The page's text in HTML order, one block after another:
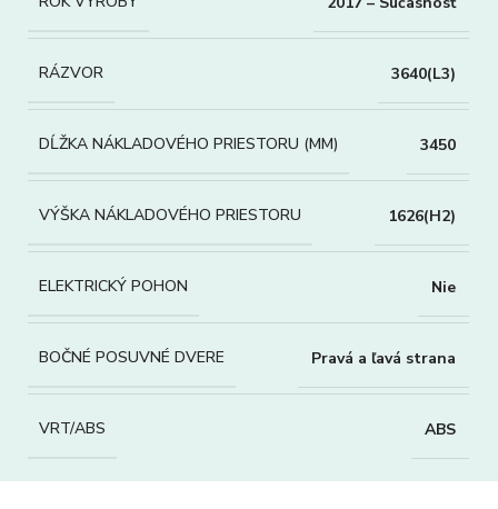
RÁZVOR 3640(L3)
DĹŽKA NÁKLADOVÉHO PRIESTORU (MM) 3450
VÝŠKA NÁKLADOVÉHO PRIESTORU 1626(H2)
ELEKTRICKÝ POHON Nie
BOČNÉ POSUVNÉ DVERE Pravá a ľavá strana
VRT/ABS ABS